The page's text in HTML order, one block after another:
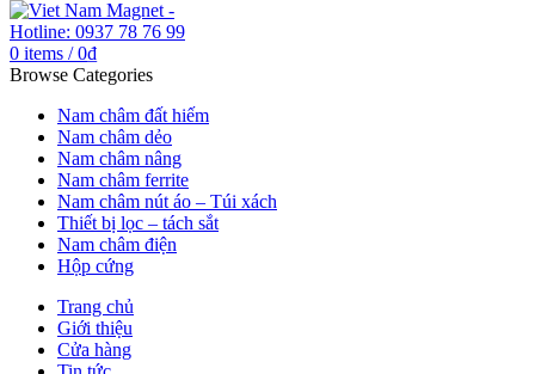
0 items / 0₫
Browse Categories
Nam châm đất hiếm
Nam châm dẻo
Nam châm nâng
Nam châm ferrite
Nam châm nút áo – Túi xách
Thiết bị lọc – tách sắt
Nam châm điện
Hộp cứng
Trang chủ
Giới thiệu
Cửa hàng